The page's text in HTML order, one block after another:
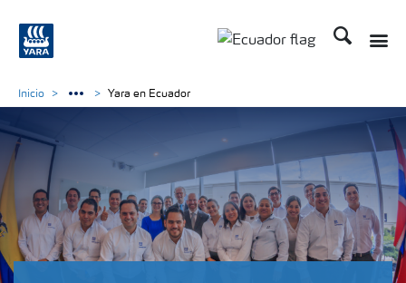
Buscar
Inicio Yara en Ecuador